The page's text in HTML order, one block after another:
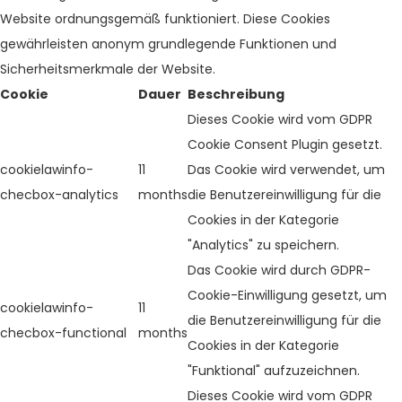
Website ordnungsgemäß funktioniert. Diese Cookies
gewährleisten anonym grundlegende Funktionen und
Sicherheitsmerkmale der Website.
Cookie
Dauer Beschreibung
cookielawinfo-
checbox-analytics
11
months
Dieses Cookie wird vom GDPR
Cookie Consent Plugin gesetzt.
Das Cookie wird verwendet, um
die Benutzereinwilligung für die
Cookies in der Kategorie
"Analytics" zu speichern.
cookielawinfo-
checbox-functional
11
months
Das Cookie wird durch GDPR-
Cookie-Einwilligung gesetzt, um
die Benutzereinwilligung für die
Cookies in der Kategorie
"Funktional" aufzuzeichnen.
Dieses Cookie wird vom GDPR